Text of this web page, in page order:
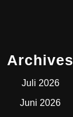
Archives
Juli 2026
Juni 2026